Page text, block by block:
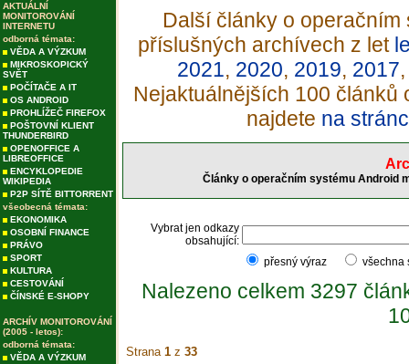
AKTUÁLNÍ
MONITOROVÁNÍ
INTERNETU
odborná témata:
VĚDA A VÝZKUM
MIKROSKOPICKÝ
SVĚT
POČÍTAČE A IT
OS ANDROID
PROHLÍŽEČ FIREFOX
POŠTOVNÍ KLIENT
THUNDERBIRD
OPENOFFICE A
LIBREOFFICE
ENCYKLOPEDIE
WIKIPEDIA
P2P SÍTĚ BITTORRENT
všeobecná témata:
EKONOMIKA
OSOBNÍ FINANCE
PRÁVO
SPORT
KULTURA
CESTOVÁNÍ
ČÍNSKÉ E-SHOPY
ARCHÍV MONITOROVÁNÍ
(2005 - letos):
odborná témata:
VĚDA A VÝZKUM
Další články o operačním
příslušných archívech z let
2021, 2020, 2019, 2017
Nejaktuálnějších 100 článků
najdete na
Články o operačním systému Android
Vybrat jen odkazy
obsahující:
přesný výraz
Nalezeno celkem 3297
Strana 1 z 33